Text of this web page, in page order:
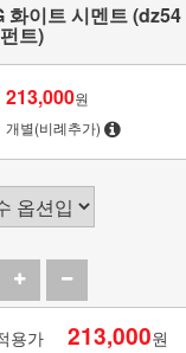
화이트 시멘트 (dz54
트)
213,000원
개별(비례추가)
용가 213,000원